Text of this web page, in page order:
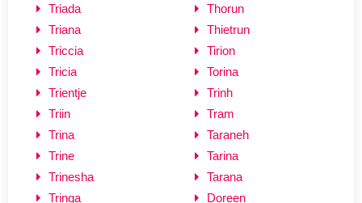
Triada
Triana
Triccia
Tricia
Trientje
Triin
Trina
Trine
Trinesha
Tringa
Thorun
Thietrun
Tirion
Torina
Trinh
Tram
Taraneh
Tarina
Tarana
Doreen